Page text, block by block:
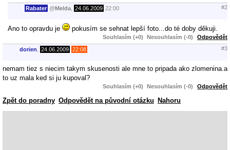
Rabater @ Melda 24.06.2009 22:00 #2
Ano to opravdu je pokusím se sehnat lepší foto...do té doby děkuji.
Souhlasím (+0) Nesouhlasím (-0) Odpovědět
dorien 24.06.2009 22:08 #3
nemam tiez s niecim takym skusenosti ale mne to pripada ako zlomenina.a
to uz mala ked si ju kupoval?
Souhlasím (+0) Nesouhlasím (-0) Odpovědět
Zpět do poradny Odpovědět na původní otázku Nahoru